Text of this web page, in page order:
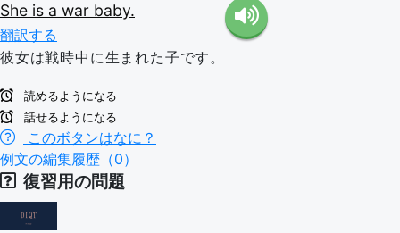
She is a war baby.
翻訳する
彼女は戦時中に生まれた子です。
読めるようになる
話せるようになる
このボタンはなに？
例文の編集履歴（0）
復習用の問題